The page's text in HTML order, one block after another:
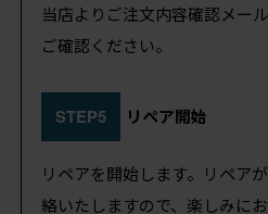
当店よりご注文内容確認メー
ご確認ください。
STEP5 リペア開始
リペアを開始します。リペア
絡いたしますので、楽しみに